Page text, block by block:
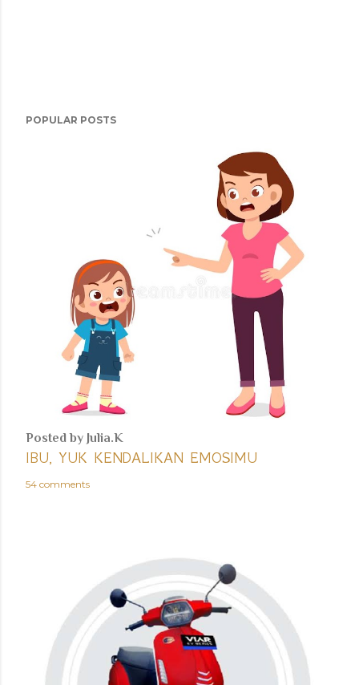
POPULAR POSTS
Posted by Julia.K
IBU, YUK KENDALIKAN EMOSIMU
54 comments